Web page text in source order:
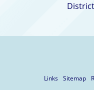
Links Sitemap